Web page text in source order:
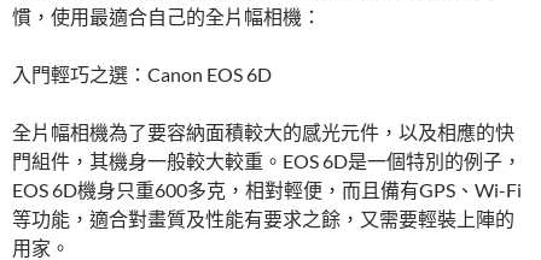
慣，使用最適合自己的全片幅相機：
入門輕巧之選：Canon EOS 6D
全片幅相機為了要容納面積較大的感光元件，以及相應的快
門組件，其機身一般較大較重。EOS 6D是一個特別的例子，
EOS 6D機身只重600多克，相對輕便，而且備有GPS、Wi-Fi
等功能，適合對畫質及性能有要求之餘，又需要輕裝上陣的
用家。